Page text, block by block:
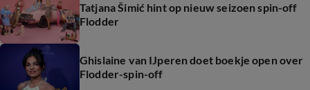
Tatjana Šimić hint op nieuw seizoen spin-off
Flodder
Ghislaine van IJperen doet boekje open over
Flodder-spin-off